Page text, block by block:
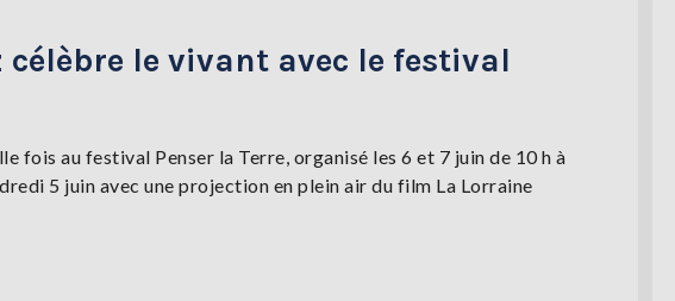
le vivant avec le festival
fois au festival Penser la Terre, organisé les 6 et 7 juin de 10 h à
5 juin avec une projection en plein air du film La Lorraine